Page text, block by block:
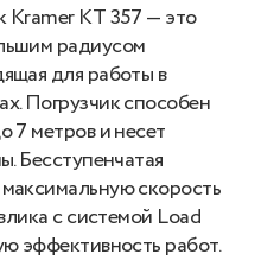
Kramer KT 357 — это
радиусом
для работы в
Погрузчик способен
7 метров и несет
Бесступенчатая
скорость
с системой Load
эффективность работ.